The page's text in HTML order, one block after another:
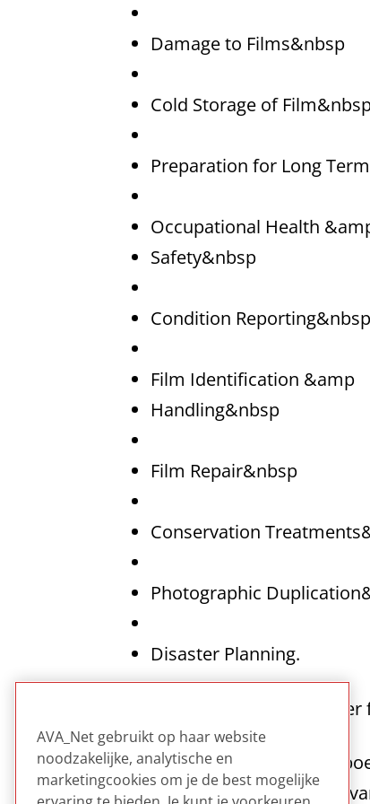
Damage to Films&nbsp
Cold Storage of
Preparation for Long
Occupational Health
Safety&nbsp
Condition Reporting&nbsp
Film Identification &amp
Handling&nbsp
Film Repair&nbsp
Conservation
Photographic
Disaster Planning.
Een compleet handboek
Een uitgebreid online-
gewijd aan het rapporteren
AVA_Net gebruikt op haar website
noodzakelijke, analytische en
marketingcookies om je de best mogelijke